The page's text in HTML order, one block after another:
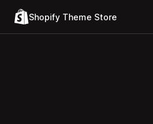
Shopify Theme Store